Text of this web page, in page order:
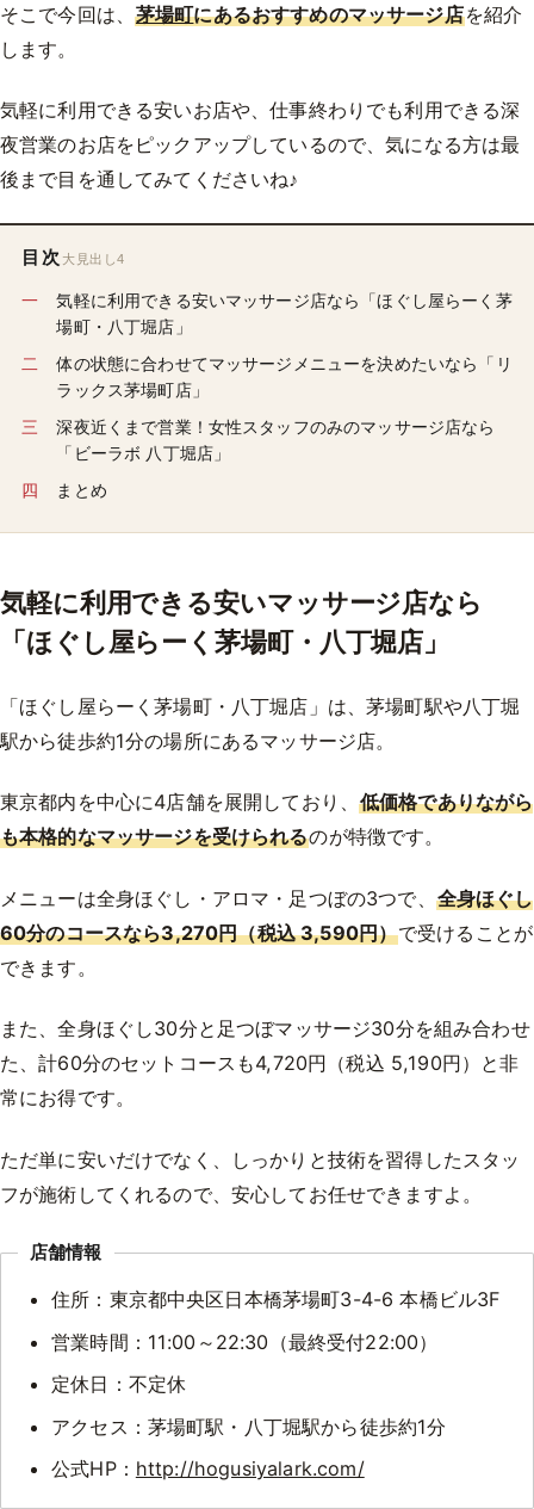
そこで今回は、茅場町にあるおすすめのマッサージ店を紹介
します。
気軽に利用できる安いお店や、仕事終わりでも利用できる深
夜営業のお店をピックアップしているので、気になる方は最
後まで目を通してみてくださいね♪
目次 大見出し4
気軽に利用できる安いマッサージ店なら「ほぐし屋らーく茅
場町・八丁堀店」
体の状態に合わせてマッサージメニューを決めたいなら「リ
ラックス茅場町店」
深夜近くまで営業！女性スタッフのみのマッサージ店なら
「ビーラボ 八丁堀店」
まとめ
気軽に利用できる安いマッサージ店なら
「ほぐし屋らーく茅場町・八丁堀店」
「ほぐし屋らーく茅場町・八丁堀店」は、茅場町駅や八丁堀
駅から徒歩約1分の場所にあるマッサージ店。
東京都内を中心に4店舗を展開しており、低価格でありながら
も本格的なマッサージを受けられるのが特徴です。
メニューは全身ほぐし・アロマ・足つぼの3つで、 全身ほぐし
60分のコースなら3,270円（税込 3,590円）で受けることが
できます。
また、全身ほぐし30分と足つぼマッサージ30分を組み合わせ
た、計60分のセットコースも4,720円（税込 5,190円）と非
常にお得です。
ただ単に安いだけでなく、しっかりと技術を習得したスタッ
フが施術してくれるので、安心してお任せできますよ。
店舗情報
住所：東京都中央区日本橋茅場町3-4-6 本橋ビル3F
営業時間：11:00～22:30（最終受付22:00）
定休日：不定休
アクセス：茅場町駅・八丁堀駅から徒歩約1分
公式HP： http://hogusiyalark.com/